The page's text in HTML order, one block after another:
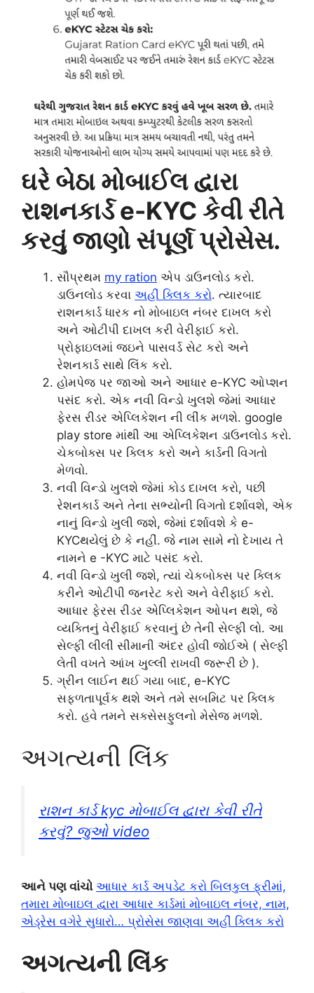
ઘરે બેઠા મોબાઈલ દ્વારા
રાશનકાર્ડ e-KYC કેવી રીતે
કરવું જાણો સંપૂર્ણ પ્રોસેસ.
સૌપ્રથમ my ration એપ ડાઉનલોડ કરો.
ડાઉનલોડ કરવા અહીં ક્લિક કરો. ત્યારબાદ
રાશનકાર્ડ ધારક નો મોબાઇલ નંબર દાખલ કરો
અને ઓટીપી દાખલ કરી વેરીફાઈ કરો.
પ્રોફાઇલમાં જઇને પાસવર્ડ સેટ કરો અને
રેશનકાર્ડ સાથે લિંક કરો.
હોમપેજ પર જાઓ અને આધાર e-KYC ઓપ્શન
પસંદ કરો. એક નવી વિન્ડો ખુલશે જેમાં આધાર
ફેરસ રીડર એપ્લિકેશન ની લીંક મળશે. google
play store માંથી આ એપ્લિકેશન ડાઉનલોડ કરો.
ચેકબોક્સ પર ક્લિક કરો અને કાર્ડની વિગતો
મેળવો.
નવી વિન્ડો ખુલશે જેમાં કોડ દાખલ કરો, પછી
રેશનકાર્ડ અને તેના સભ્યોની વિગતો દર્શાવશે, એક
નાનું વિન્ડો ખુલી જશે, જેમાં દર્શાવશે કે e-
KYCથયેલું છે કે નહીં. જે નામ સામે નો દેખાય તે
નામને e -KYC માટે પસંદ કરો.
નવી વિન્ડો ખુલી જશે, ત્યાં ચેકબોક્સ પર ક્લિક
કરીને ઓટીપી જનરેટ કરો અને વેરીફાઈ કરો.
આધાર ફેરસ રીડર એપ્લિકેશન ઓપન થશે, જે
વ્યક્તિનું વેરીફાઈ કરવાનું છે તેની સેલ્ફી લો. આ
સેલ્ફી લીલી સીમાની અંદર હોવી જોઈએ ( સેલ્ફી
લેતી વખતે આંખ ખુલ્લી રાખવી જરૂરી છે ).
ગ્રીન લાઈન થઈ ગયા બાદ, e-KYC
સફળતાપૂર્વક થશે અને તમે સબમિટ પર ક્લિક
કરો. હવે તમને સક્સેસફુલનો મેસેજ મળશે.
અગત્યની લિંક
રાશન કાર્ડ kyc મોબાઈલ દ્વારા કેવી રીતે
કરવું? જુઓ video
આને પણ વાંચો આધાર કાર્ડ અપડેટ કરો બિલકુલ ફ્રીમાં,
તમારા મોબાઇલ દ્વારા આધાર કાર્ડમાં મોબાઇલ નંબર, નામ,
એડ્રેસ વગેરે સુધારો… પ્રોસેસ જાણવા અહીં ક્લિક કરો
અગત્યની લિંક